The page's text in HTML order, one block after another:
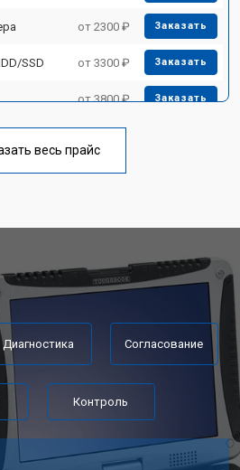
от 2300 ₽ Заказать
SSD от 3300 ₽ Заказать
от 3800 ₽ Заказать
от 2900 ₽
Panasonic от 2300 ₽ Заказать
от 3500 ₽ Заказать
от 2200 ₽ Заказать
от 1700 ₽
от 2600 ₽ Заказать
весь прайс
Диагностика Согласование
Контроль